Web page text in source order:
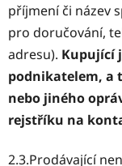
příjmení či název
pro doručování,
adresu). Kupující
podnikatelem, a
nebo jiného
rejstříku na
2.3.Prodávající